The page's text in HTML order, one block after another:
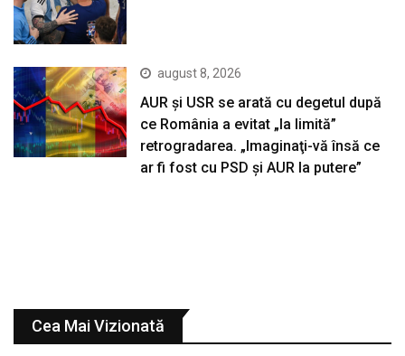
august 8, 2026
AUR și USR se arată cu degetul după
ce România a evitat „la limită”
retrogradarea. „Imaginaţi-vă însă ce
ar fi fost cu PSD şi AUR la putere”
Cea Mai Vizionată